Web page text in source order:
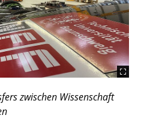
zwischen Wissenschaft